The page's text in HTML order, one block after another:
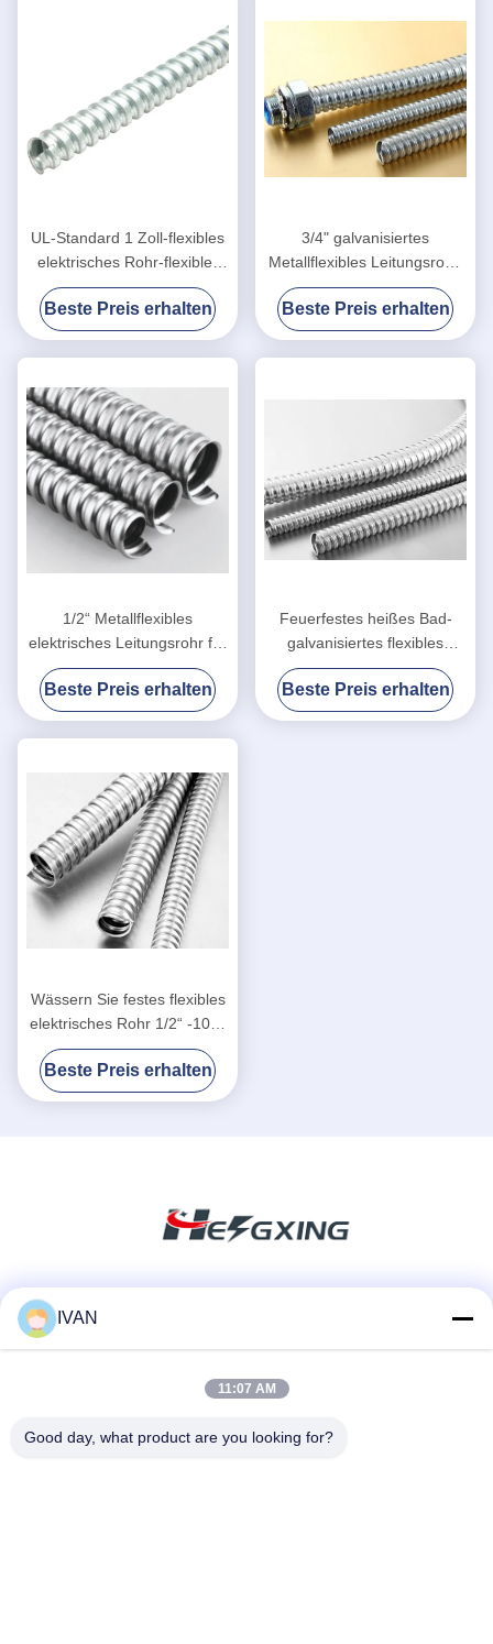
UL-Standard 1 Zoll-flexibles
elektrisches Rohr-flexibler
Stahlstrahlwasser-Beweis
Beste Preis erhalten
3/4" galvanisiertes
Metallflexibles Leitungsrohr,
Metallschlauch SGS-
Zustimmung
Beste Preis erhalten
1/2“ Metallflexibles
elektrisches Leitungsrohr für
Hochgeschwindigkeitsschienen-
U-Bahn-Ausrüstung
Beste Preis erhalten
Feuerfestes heißes Bad-
galvanisiertes flexibles
Stahlrohr 1 Zoll-
Schlauchleitung
Beste Preis erhalten
Wässern Sie festes flexibles
elektrisches Rohr 1/2“ -10℃
| +80℃-Betriebstemperatur
Beste Preis erhalten
IVAN
11:07 AM
Good day, what product are you looking for?